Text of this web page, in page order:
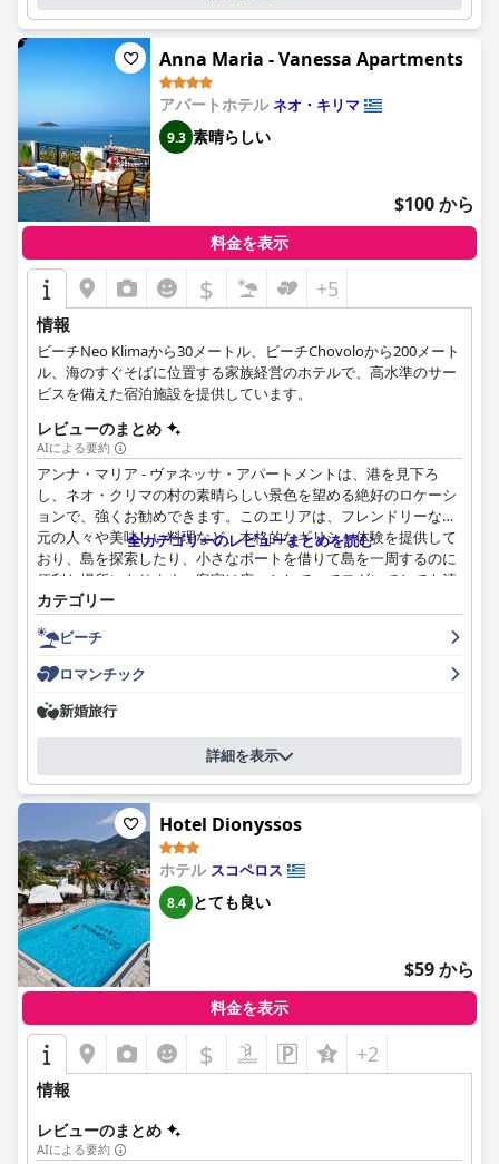
Anna Maria - Vanessa Apartments
アパートホテルネオ・キリマ
9.3 素晴らしい
$100 から
料金を表示
$ +5
情報
ビーチNeo Klimaから30メートル、ビーチChovoloから200メート
ル、海のすぐそばに位置する家族経営のホテルで、高水準のサー
ビスを備えた宿泊施設を提供しています。
レビューのまとめ
AIによる要約
アンナ・マリア - ヴァネッサ・アパートメントは、港を見下ろ
し、ネオ・クリマの村の素晴らしい景色を望める絶好のロケーシ
ョンで、強くお勧めできます。このエリアは、フレンドリーな地
元の人々や美味しい料理など、本格的なギリシャ体験を提供して
おり、島を探索したり、小さなボートを借りて島を一周するのに
便利な場所にあります。客室は広々としていてモダンでとても清
潔で、快適で居心地の良いベッドと小さくても機能的なキッチン
が付いています。客室からは、マリーナと海の素晴らしい景色を
楽しめます。スタッフ、特にオーナーのディミトリとその家族
は、温かく歓迎的な人柄と、休暇中にゲストが必要なことがあれ
ば何でも喜んで手伝ってくれることで、多くの肯定的なレビュー
を受けています。アパートメントは、透明度の高い水、自然の美
らしいビーチのいくつかから徒歩圏内に位置しています。全体と
して、アンナ・マリア - ヴァネッサ・アパートメントは、優れた
サービス、清潔さ、設備を備えた素晴らしいビーチでの休暇を過
ごすのに最適です。
全カテゴリーのレビューまとめを読む
カテゴリー
ビーチ
ロマンチック
新婚旅行
詳細を表示
Hotel Dionyssos
ホテル スコペロス
8.4 とても良い
$59 から
料金を表示
$ +2
情報
レビューのまとめ
AIによる要約